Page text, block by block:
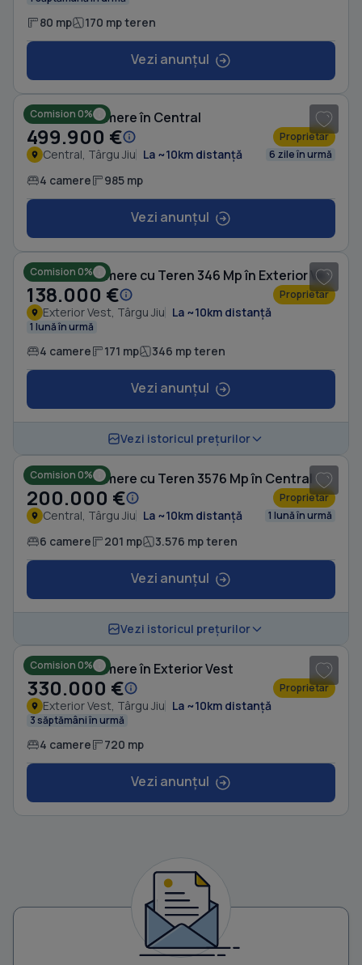
80 mp 170 mp teren
Vezi anunțul
Comision 0%
Casă cu 4 camere în Central
499.900 € Proprietar
Central, Târgu Jiu La ~10km distanță 6 zile în urmă
4 camere 985 mp
Vezi anunțul
Comision 0% Casă cu 4 camere cu Teren 346 Mp în Exterior Vest
138.000 € Proprietar
Exterior Vest, Târgu Jiu La ~10km distanță
1 lună în urmă
4 camere 171 mp 346 mp teren
Vezi anunțul
Vezi istoricul prețurilor
Comision 0%
Casă cu 6 camere cu Teren 3576 Mp în Central
200.000 € Proprietar
Central, Târgu Jiu La ~10km distanță 1 lună în urmă
6 camere 201 mp 3.576 mp teren
Vezi anunțul
Vezi istoricul prețurilor
Comision 0%
Casă cu 4 camere în Exterior Vest
330.000 € Proprietar
Exterior Vest, Târgu Jiu La ~10km distanță
3 săptămâni în urmă
4 camere 720 mp
Vezi anunțul